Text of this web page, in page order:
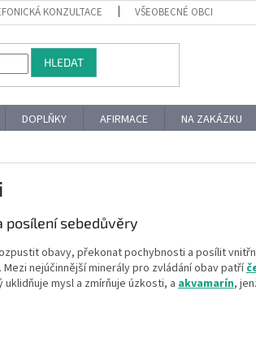
KONZULTACE VŠEOBECNÉ OBCHODNÍ
HLEDAT
DOPLŇKY AFIRMACE NA ZAKÁZKU
posílení sebedůvěry
obavy, překonat pochybnosti a posílit
nejúčinnější minerály pro zvládání obav patří
uklidňuje mysl a zmírňuje úzkosti, a akvamarín,